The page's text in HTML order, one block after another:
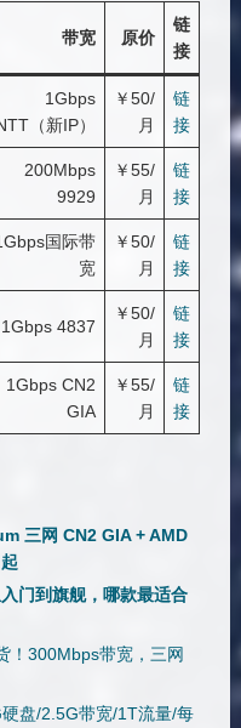
带宽 原价
链
接
1Gbps
（新IP）
￥50/
月
链
接
200Mbps
9929
￥55/
月
链
接
国际带
宽
￥50/
月
链
接
1Gbps 4837
￥50/
月
链
接
1Gbps CN2
GIA
￥55/
月
链
接
三网 CN2 GIA + AMD
门到旗舰，哪款最适合
！300Mbps带宽，三网
盘/2.5G带宽/1T流量/每